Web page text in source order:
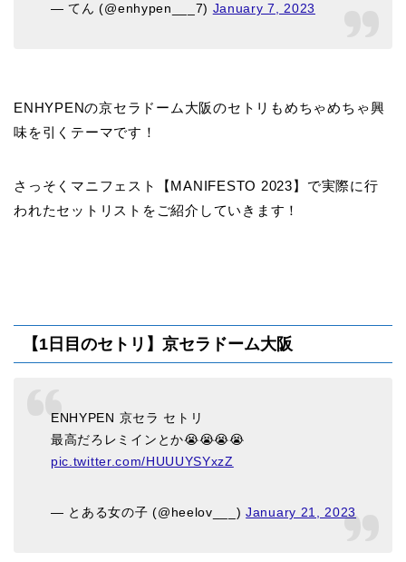
— てん (@enhypen___7) January 7, 2023
ENHYPENの京セラドーム大阪のセトリもめちゃめちゃ興
味を引くテーマです！
さっそくマニフェスト【MANIFESTO 2023】で実際に行
われたセットリストをご紹介していきます！
【1日目のセトリ】京セラドーム大阪
ENHYPEN 京セラ セトリ
最高だろレミインとか😭😭😭😭
pic.twitter.com/HUUUYSYxzZ
— とある女の子 (@heelov___)January 21, 2023